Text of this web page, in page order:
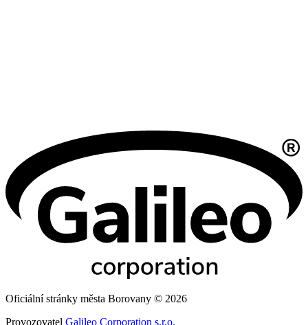
Oficiální stránky města Borovany © 2026
Provozovatel Galileo Corporation s.r.o.